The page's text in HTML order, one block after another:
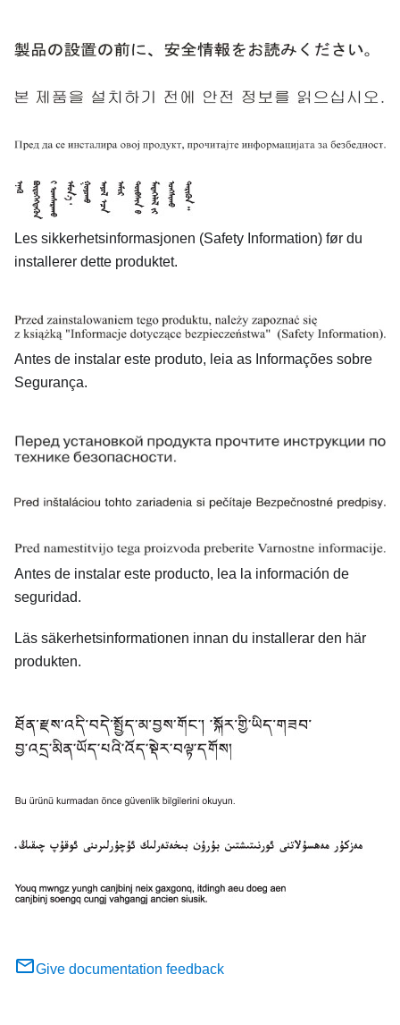
Les sikkerhetsinformasjonen (Safety Information) før du
installerer dette produktet.
Antes de instalar este produto, leia as Informações sobre
Segurança.
Antes de instalar este producto, lea la información de
seguridad.
Läs säkerhetsinformationen innan du installerar den här
produkten.
Give documentation feedback